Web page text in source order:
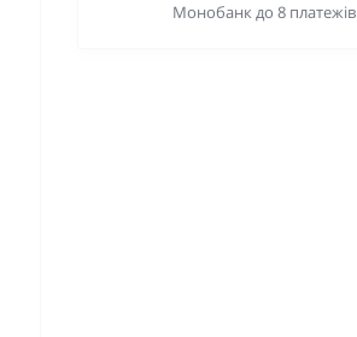
Монобанк до 8 платежів